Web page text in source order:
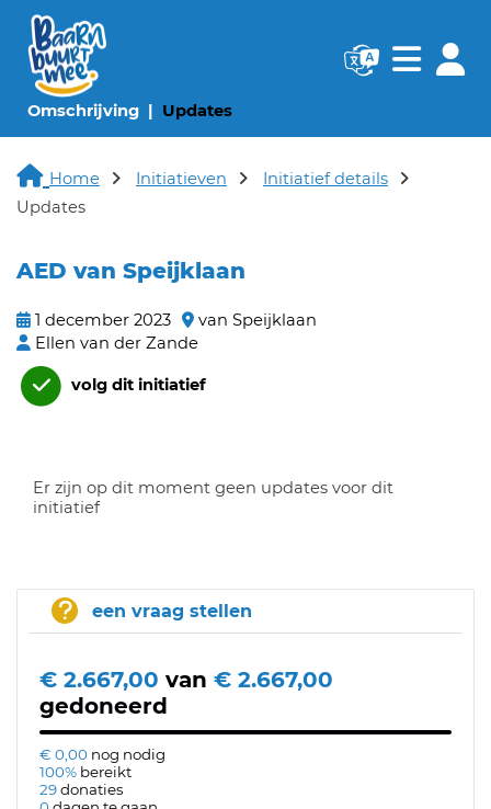
Omschrijving(huidige pagina)
Updates(huidige pagina)
Navigatie
Home Initiatieven
Initiatief details
Updates
AED van Speijklaan
1 december 2023
van Speijklaan
Ellen van der Zande
volg dit initiatief
Er zijn op dit moment geen updates voor dit
initiatief
een vraag stellen
€ 2.667,00 van € 2.667,00
gedoneerd
€ 0,00 nog nodig
100% bereikt
29donaties